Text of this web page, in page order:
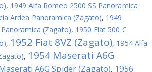
, 1949 Alfa Romeo 2500 SS Panoramica
Ardea Panoramica (Zagato), 1949
(Zagato), 1950 Fiat 500 C
, 1952 Fiat 8VZ (Zagato), 1954 Alfa
, 1954 Maserati A6G
A6G Spider (Zagato), 1956